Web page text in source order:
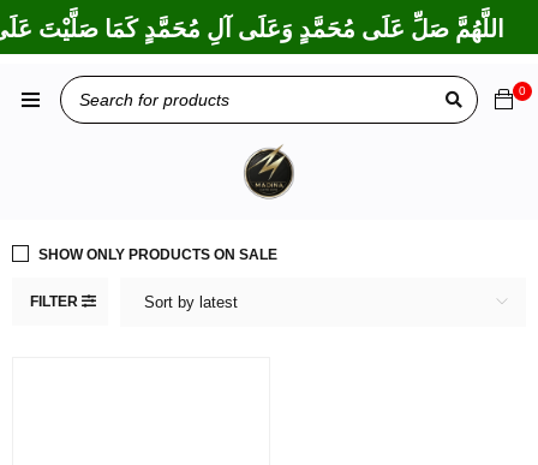
اللَّهُمَّ صَلِّ عَلَى مُحَمَّدٍ وَعَلَى آلِ مُحَمَّدٍ كَمَا صَلَّيْتَ عَلَى
0
FILTER Sort by latest
SHOW ONLY PRODUCTS ON SALE